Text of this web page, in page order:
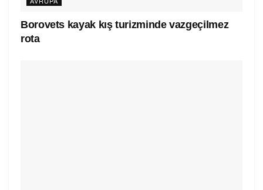
Borovets kayak kış turizminde vazgeçilmez
rota